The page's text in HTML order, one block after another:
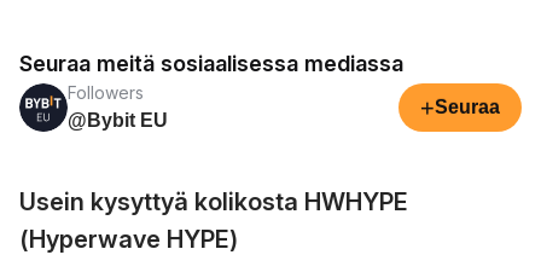
Seuraa meitä sosiaalisessa mediassa
Followers
@Bybit EU
+Seuraa
Usein kysyttyä kolikosta HWHYPE
(Hyperwave HYPE)